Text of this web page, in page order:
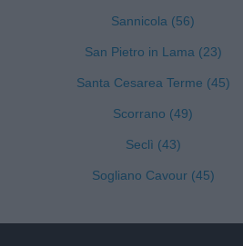
Sannicola (56)
San Pietro in Lama (23)
Santa Cesarea Terme (45)
Scorrano (49)
Seclì (43)
Sogliano Cavour (45)